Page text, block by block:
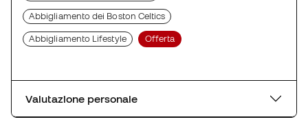
Abbigliamento dei Boston Celtics
Abbigliamento Lifestyle Offerta
Valutazione personale